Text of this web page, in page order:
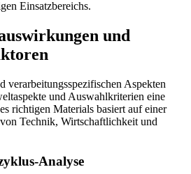
Einsatzbereichs.
und
verarbeitungsspezifischen Aspekten
und Auswahlkriterien eine
richtigen Materials basiert auf einer
Technik, Wirtschaftlichkeit und
Analyse